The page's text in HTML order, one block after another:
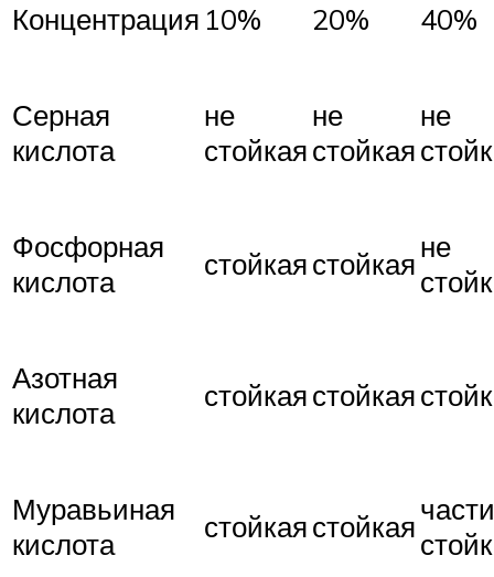
Концентрация 10% 20% 40%
Серная
кислота
не
стойкая
не
стойкая
не
Фосфорная
кислота
стойкаястойкаяне
Азотная
кислота
стойкаястойкая
Муравьиная
кислота
стойкаястойкая